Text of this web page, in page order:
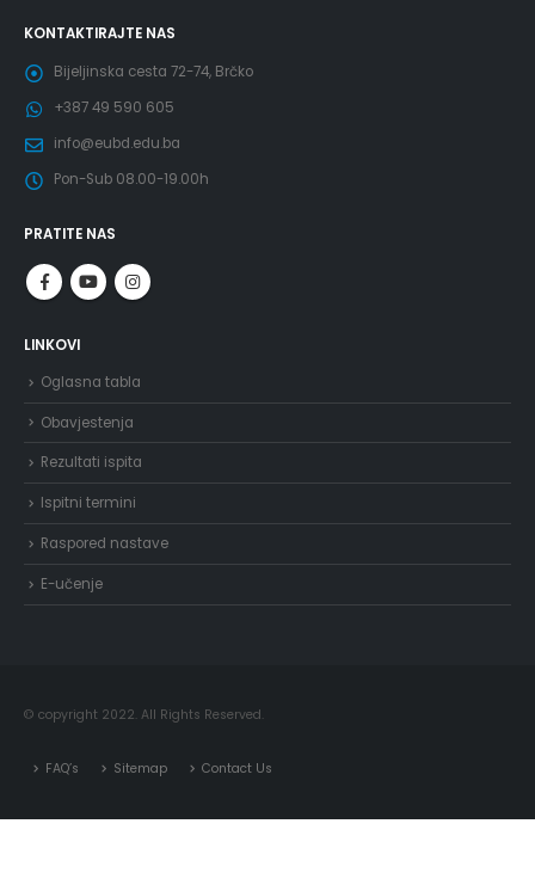
KONTAKTIRAJTE NAS
Bijeljinska cesta 72-74, Brčko
+387 49 590 605
info@eubd.edu.ba
Pon-Sub 08.00-19.00h
PRATITE NAS
LINKOVI
Oglasna tabla
Obavjestenja
Rezultati ispita
Ispitni termini
Raspored nastave
E-učenje
© copyright 2022. All Rights Reserved.
FAQ’s Sitemap Contact Us